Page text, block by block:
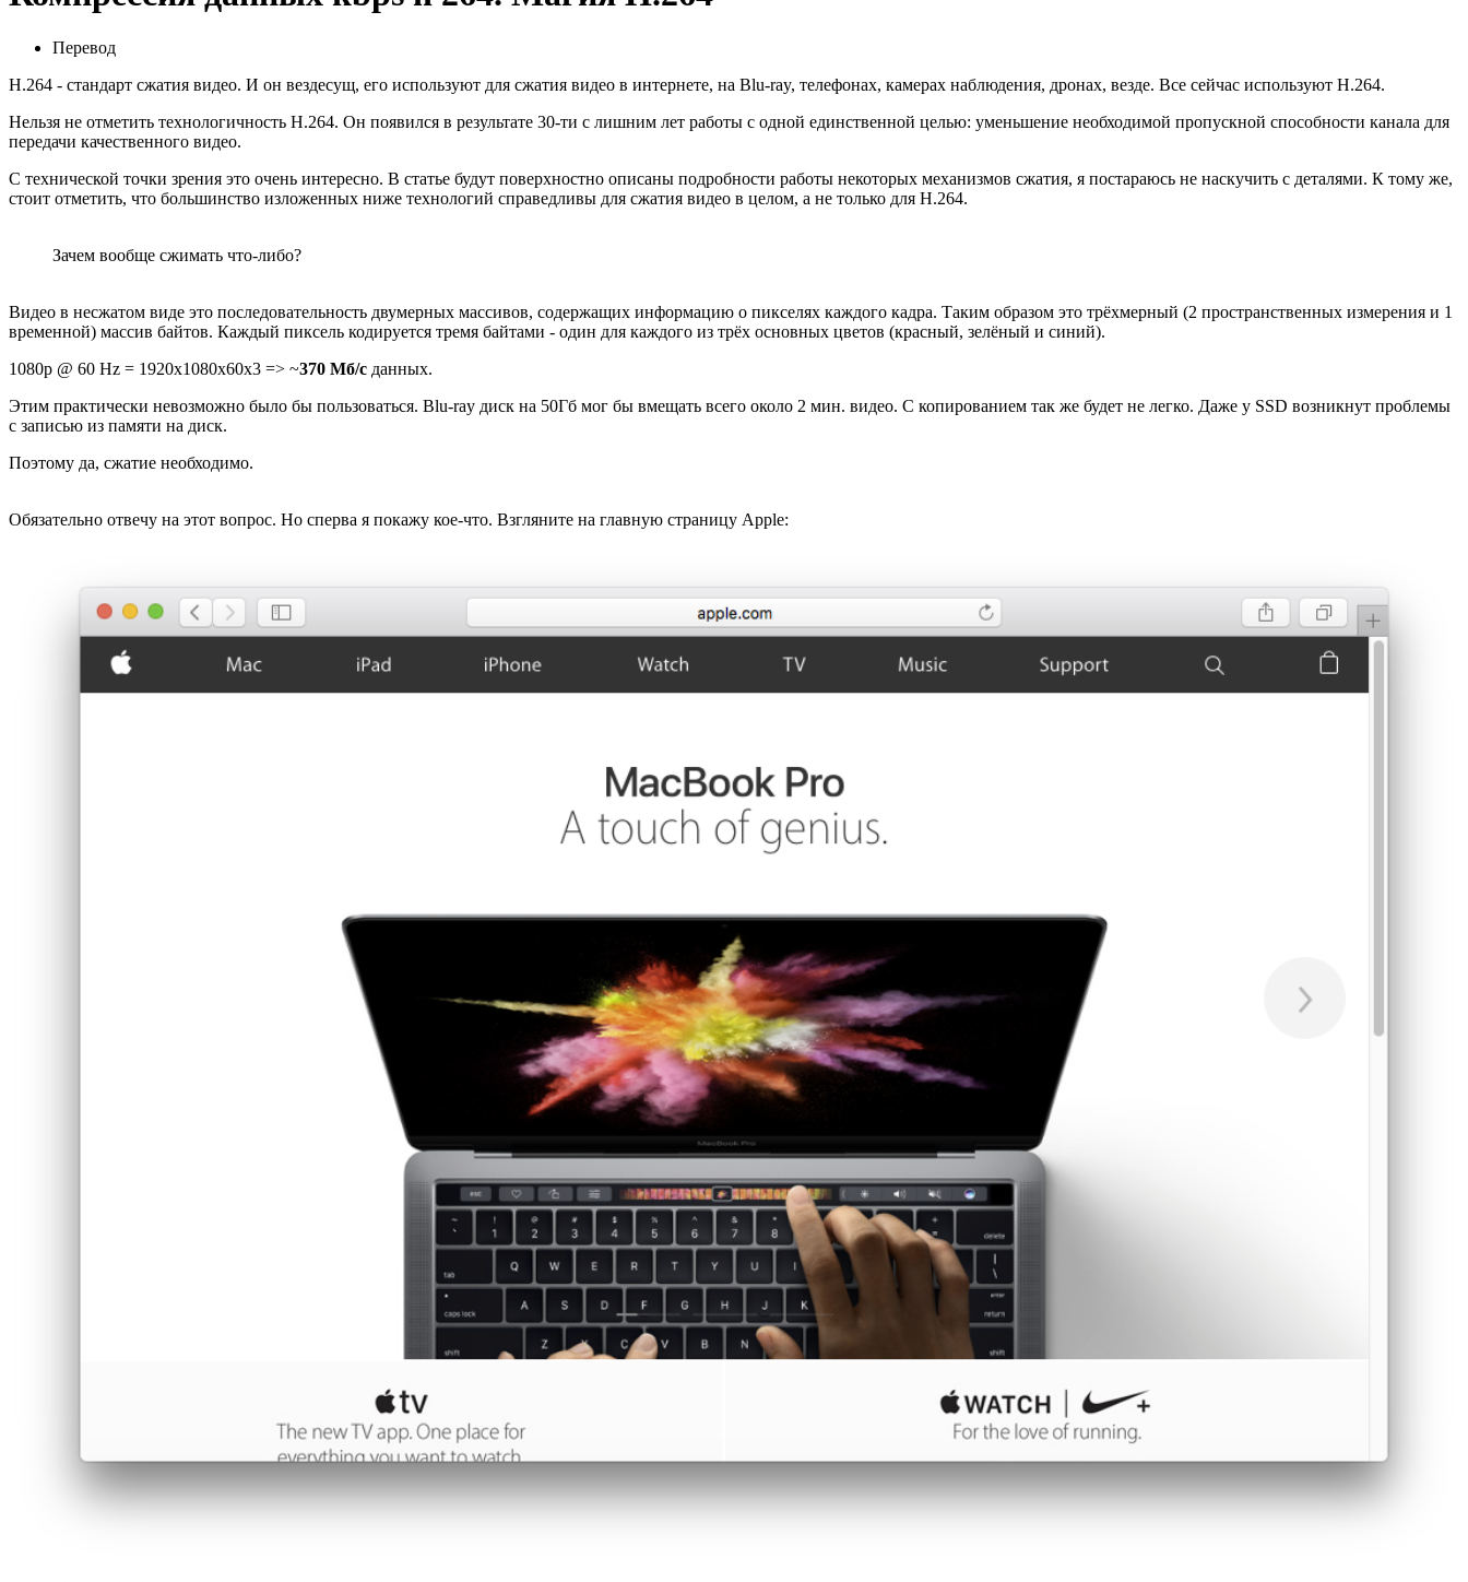
Перевод
H.264 - стандарт сжатия видео. И он вездесущ, его используют для сжатия видео в интернете, на Blu-ray, телефонах, камерах наблюдения, дронах, везде. Все сейчас используют H.264.
Нельзя не отметить технологичность H.264. Он появился в результате 30-ти с лишним лет работы с одной единственной целью: уменьшение необходимой пропускной способности канала для
передачи качественного видео.
С технической точки зрения это очень интересно. В статье будут поверхностно описаны подробности работы некоторых механизмов сжатия, я постараюсь не наскучить с деталями. К тому же,
стоит отметить, что большинство изложенных ниже технологий справедливы для сжатия видео в целом, а не только для H.264.
Зачем вообще сжимать что-либо?
Видео в несжатом виде это последовательность двумерных массивов, содержащих информацию о пикселях каждого кадра. Таким образом это трёхмерный (2 пространственных измерения и 1
временной) массив байтов. Каждый пиксель кодируется тремя байтами - один для каждого из трёх основных цветов (красный, зелёный и синий).
1080p @ 60 Hz = 1920x1080x60x3 => ~370 Мб/с данных.
Этим практически невозможно было бы пользоваться. Blu-ray диск на 50Гб мог бы вмещать всего около 2 мин. видео. С копированием так же будет не легко. Даже у SSD возникнут проблемы
с записью из памяти на диск.
Поэтому да, сжатие необходимо.
Обязательно отвечу на этот вопрос. Но сперва я покажу кое-что. Взгляните на главную страницу Apple: